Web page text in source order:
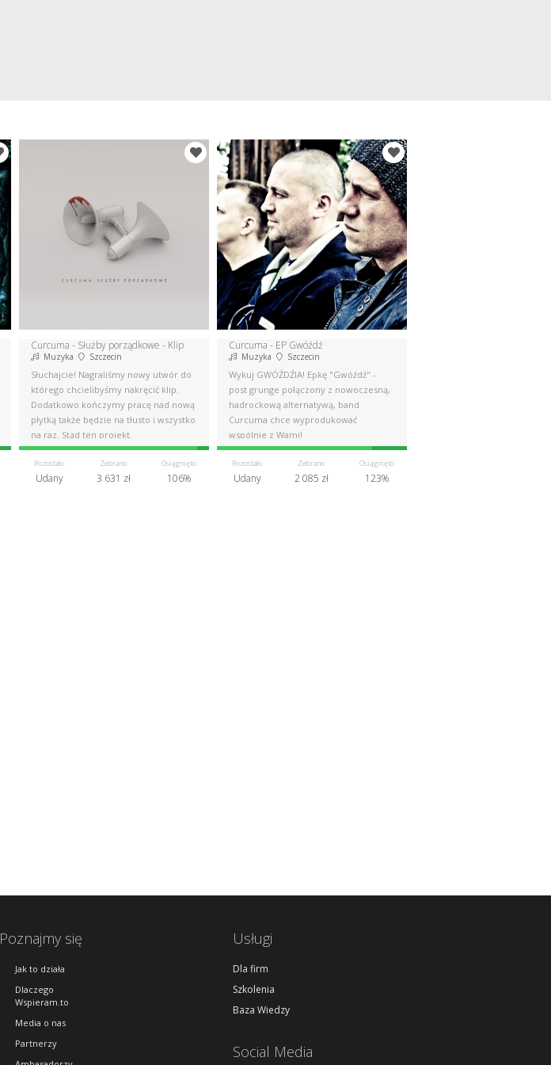
Curcuma - Służby porządkowe - Klip
Muzyka Szczecin
Słuchajcie! Nagraliśmy nowy utwór do
którego chcielibyśmy nakręcić klip.
Dodatkowo kończymy pracę nad nową
płytką także będzie na tłusto i wszystko
na raz. Stąd ten projekt.
Pozostało
Udany
Zebrano
3 631 zł
Osiągnięto
106%
Curcuma - EP Gwóźdź
Muzyka Szczecin
Wykuj GWÓŹDŹIA! Epkę "Gwóźdź" -
post grunge połączony z nowoczesną,
hadrockową alternatywą, band
Curcuma chce wyprodukować
wspólnie z Wami!
Pozostało
Udany
Zebrano
2 085 zł
Osiągnięto
123%
Poznajmy się
Jak to działa
Dlaczego
Wspieram.to
Media o nas
Partnerzy
Usługi
Dla firm
Szkolenia
Baza Wiedzy
Social Media